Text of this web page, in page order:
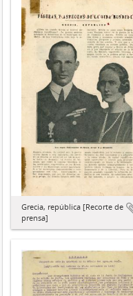
Grecia, república [Recorte de
prensa]